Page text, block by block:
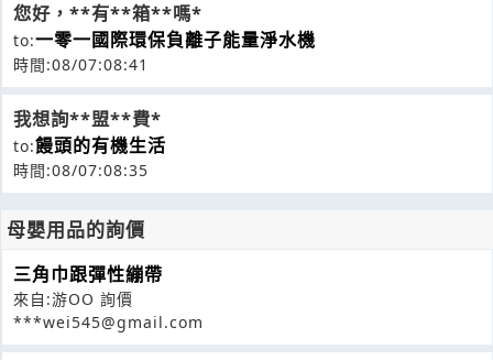
您好，**有**箱**嗎*
to:一零一國際環保負離子能量淨水機
時間:08/07:08:41
我想詢**盟**費*
to:饅頭的有機生活
時間:08/07:08:35
母嬰用品的詢價
三角巾跟彈性繃帶
來自:游OO 詢價
***wei545@gmail.com